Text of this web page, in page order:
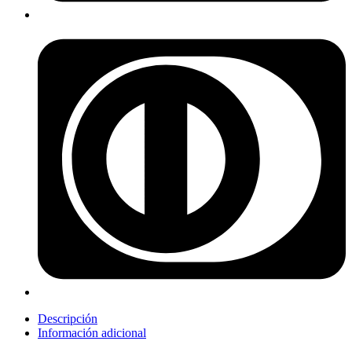
Descripción
Información adicional